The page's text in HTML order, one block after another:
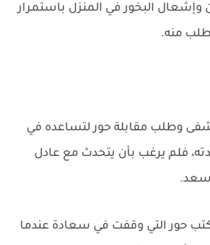
وإشعال البخور في المنزل باستمرار
منه.
وطلب مقابلة حور لتساعده في
فلم يرغب بأن يتحدث مع عادل
أسعد.
حور التي وقفت في سعادة عندما